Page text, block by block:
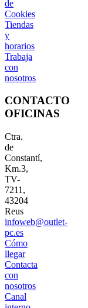
de
Cookies
Tiendas
y
horarios
Trabaja
con
nosotros
CONTACTO
OFICINAS
Ctra.
de
Constantí,
Km.3,
TV-
7211,
43204
Reus
infoweb@outlet-
pc.es
Cómo
llegar
Contacta
con
nosotros
Canal